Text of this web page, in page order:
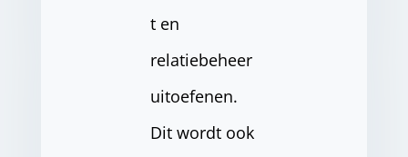
t en
relatiebeheer
uitoefenen.
Dit wordt ook